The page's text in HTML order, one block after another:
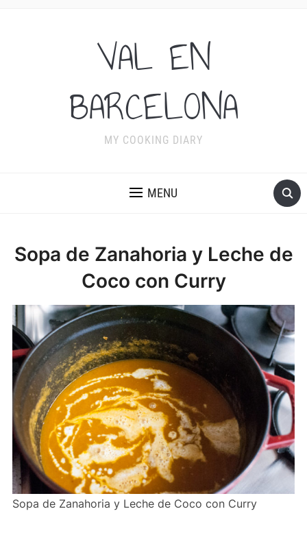
VAL EN
BARCELONA
MY COOKING DIARY
MENU
Sopa de Zanahoria y Leche de
Coco con Curry
Sopa de Zanahoria y Leche de Coco con Curry